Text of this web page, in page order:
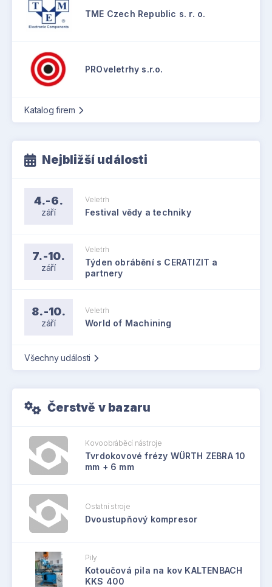
TME Czech Republic s. r. o.
PROveletrhy s.r.o.
Katalog firem
Nejbližší události
4.-6.
září
Veletrh
Festival vědy a techniky
7.-10.
září
Veletrh
Týden obrábění s CERATIZIT a
partnery
8.-10.
září
Veletrh
World of Machining
Všechny události
Čerstvě v bazaru
Kovoobráběcí nástroje
Tvrdokovové frézy WÜRTH ZEBRA 10
mm + 6 mm
Ostatní stroje
Dvoustupňový kompresor
Pily
Kotoučová pila na kov KALTENBACH
KKS 400